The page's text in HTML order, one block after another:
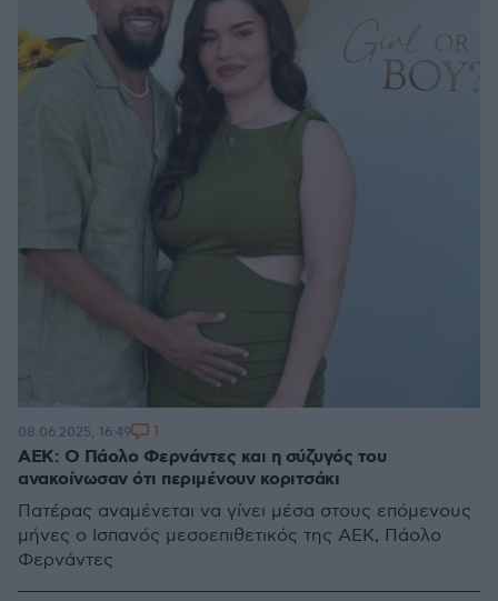
ΑΕΚ: Ο Πάολο Φερνάντες και η σύζυγός του
ανακοίνωσαν ότι περιμένουν κοριτσάκι
Πατέρας αναμένεται να γίνει μέσα στους επόμενους
μήνες ο Ισπανός μεσοεπιθετικός της ΑΕΚ, Πάολο
Φερνάντες
08.06.2025, 16:49 1